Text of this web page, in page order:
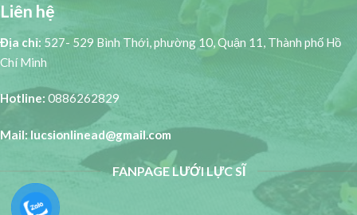
Liên hệ
Địa chỉ: 527- 529 Bình Thới, phường 10, Quận 11, Thành phố Hồ
Chí Minh
Hotline: 0886262829
Mail: lucsionlinead@gmail.com
FANPAGE LƯỚI LỰC SĨ